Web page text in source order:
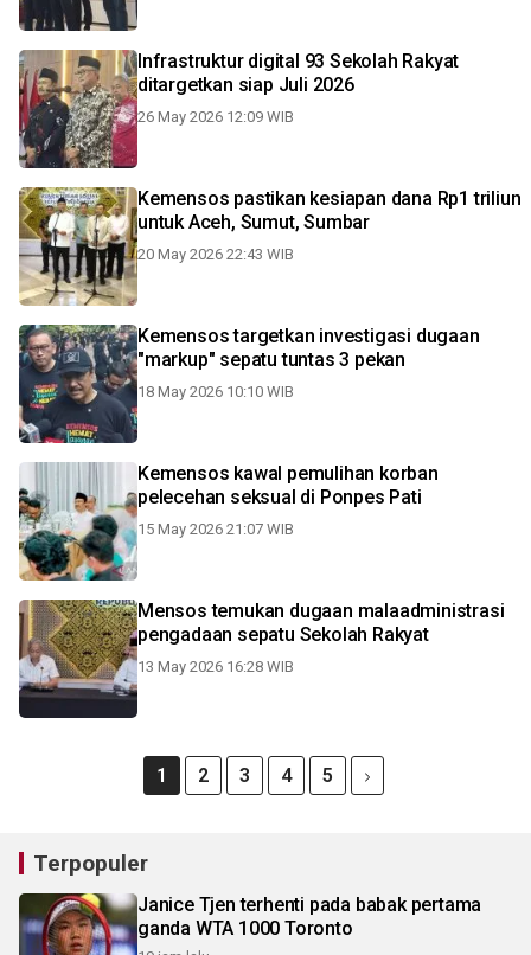
Infrastruktur digital 93 Sekolah Rakyat
ditargetkan siap Juli 2026
26 May 2026 12:09 WIB
Kemensos pastikan kesiapan dana Rp1 triliun
untuk Aceh, Sumut, Sumbar
20 May 2026 22:43 WIB
Kemensos targetkan investigasi dugaan
"markup" sepatu tuntas 3 pekan
18 May 2026 10:10 WIB
Kemensos kawal pemulihan korban
pelecehan seksual di Ponpes Pati
15 May 2026 21:07 WIB
Mensos temukan dugaan malaadministrasi
pengadaan sepatu Sekolah Rakyat
13 May 2026 16:28 WIB
1 2 3 4 5
Terpopuler
Janice Tjen terhenti pada babak pertama
ganda WTA 1000 Toronto